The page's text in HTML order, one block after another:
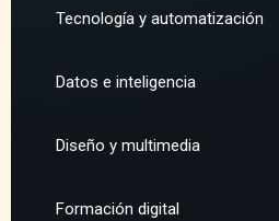
Tecnología y automatización
Datos e inteligencia
Diseño y multimedia
Formación digital